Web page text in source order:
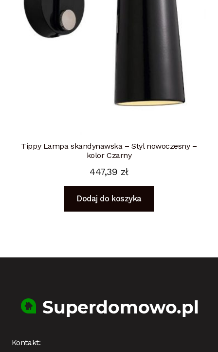
Tippy Lampa skandynawska – Styl nowoczesny –
kolor Czarny
447,39 zł
Dodaj do koszyka
Kontakt: